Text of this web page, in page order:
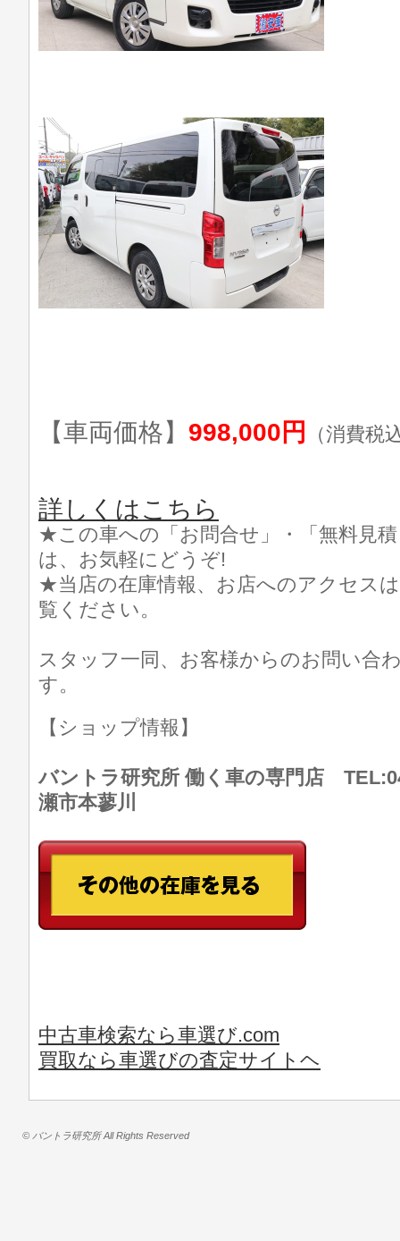
【車両価格】 998,000円 （消費税
詳しくはこちら
★この車への「お問合せ」・「無料見
は、お気軽にどうぞ!
★当店の在庫情報、お店へのアクセス
覧ください。
スタッフ一同、お客様からのお問い合
す。
【ショップ情報】
バントラ研究所 働く車の専門店
瀬市本蓼川
中古車検索なら車選び.com
買取なら車選びの査定サイトヘ
© バントラ研究所 All Rights Reserved